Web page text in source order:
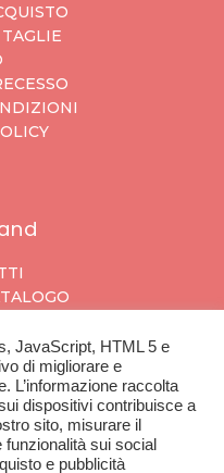
JavaScript, HTML 5 e
di migliorare e
L’informazione raccolta
dispositivi contribuisce a
sito, misurare il
funzionalità sui social
e pubblicità